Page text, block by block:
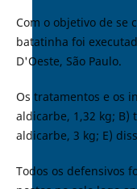
Com o objetivo de se
batatinha foi
D'Oeste, São Paulo.
Os tratamentos e os
aldicarbe, 1,32 kg; B)
aldicarbe, 3 kg; E)
Todos os defensivos